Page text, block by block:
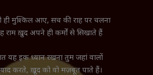
ही मुश्किल आए, सच की राह पर चलना
राम ख़ुद अपने ही कर्मों से सिखाते हैं
यह इक ध्यान रखना तुम जहां वालों
करते, ख़ूद को वो मज़बूत पाते हैं।